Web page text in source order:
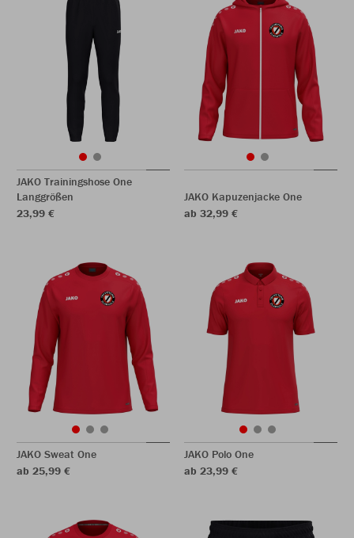
JAKO Trainingshose One
Langgrößen
23,99 €
JAKO Kapuzenjacke One
ab 32,99 €
JAKO Sweat One
ab 25,99 €
JAKO Polo One
ab 23,99 €